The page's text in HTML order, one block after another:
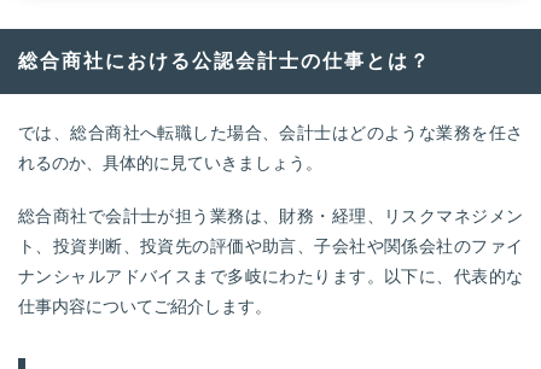
総合商社における公認会計士の仕事とは？
では、総合商社へ転職した場合、会計士はどのような業務を任さ
れるのか、具体的に見ていきましょう。
総合商社で会計士が担う業務は、財務・経理、リスクマネジメン
ト、投資判断、投資先の評価や助言、子会社や関係会社のファイ
ナンシャルアドバイスまで多岐にわたります。以下に、代表的な
仕事内容についてご紹介します。